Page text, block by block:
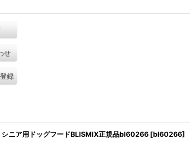
せ
録
ニア用ドッグフードBLISMIX正規品bl60266 [bl60266]